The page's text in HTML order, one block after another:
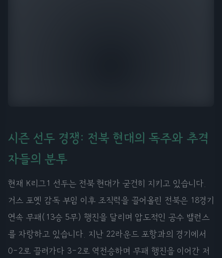
시즌 선두 경쟁: 전북 현대의 독주와 추격
자들의 분투
현재 K리그1 선두는 전북 현대가 굳건히 지키고 있습니다.
거스 포옛 감독 부임 이후 조직력을 끌어올린 전북은 18경기
연속 무패(13승 5무) 행진을 달리며 압도적인 공수 밸런스
를 자랑하고 있습니다. 지난 22라운드 포항과의 경기에서
0-2로 끌려가다 3-2로 역전승하며 무패 행진을 이어간 저